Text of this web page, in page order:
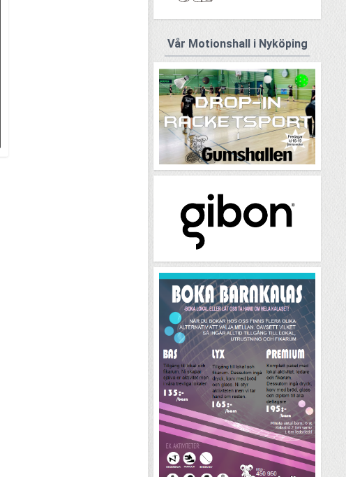
Vår Motionshall i Nyköping